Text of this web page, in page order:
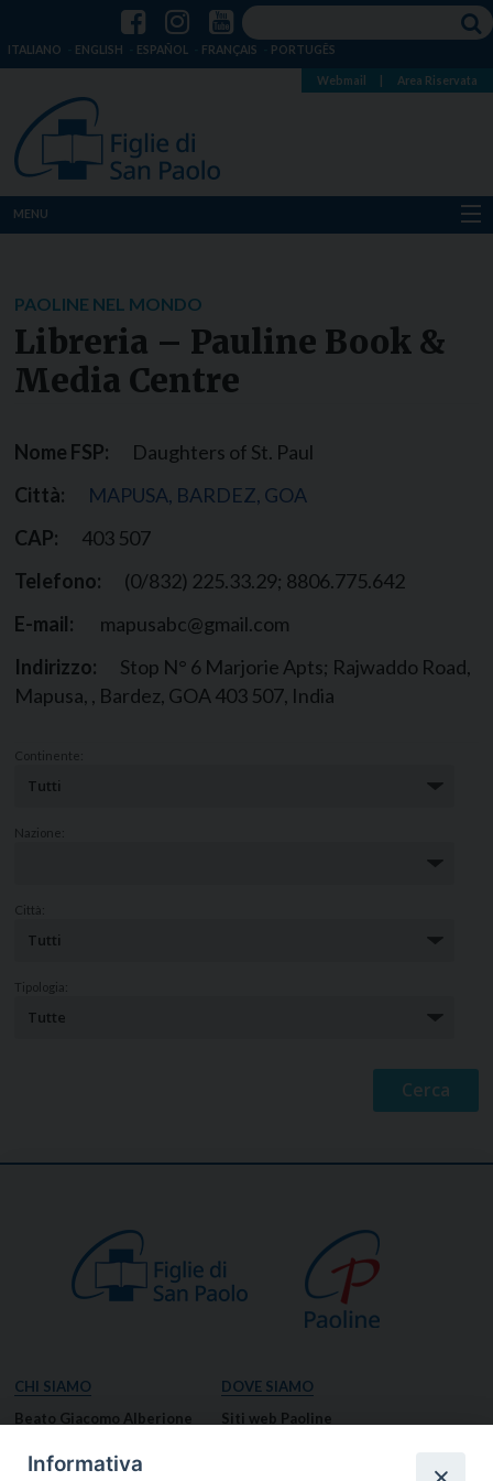
ITALIANO ENGLISH ESPAÑOL FRANÇAIS PORTUGÊS
Webmail Area Riservata
MENU
Dove siamo
Notizie
PAOLINE NEL MONDO
Libreria – Pauline Book &
Media Centre
Nome FSP:
Daughters of St. Paul
Città:
MAPUSA, BARDEZ, GOA
CAP:
403 507
Telefono:
(0/832) 225.33.29; 8806.775.642
E-mail:
mapusabc@gmail.com
Indirizzo:
Stop N° 6 Marjorie Apts; Rajwaddo Road,
Mapusa, , Bardez, GOA 403 507, India
Continente:
Nazione:
Città:
Tipologia:
CHI SIAMO
Beato Giacomo Alberione
DOVE SIAMO
Siti web Paoline
Informativa